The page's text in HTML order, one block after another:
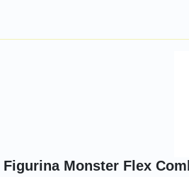
Figurina Monster Flex